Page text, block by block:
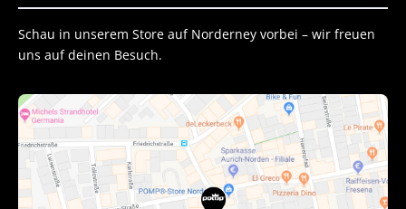
Schau in unserem Store auf Norderney vorbei – wir freuen
uns auf deinen Besuch.